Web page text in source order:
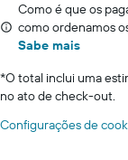
Como é que os
como ordenamos
Sabe mais
*O total inclui uma
no ato de check-out.
Configurações de